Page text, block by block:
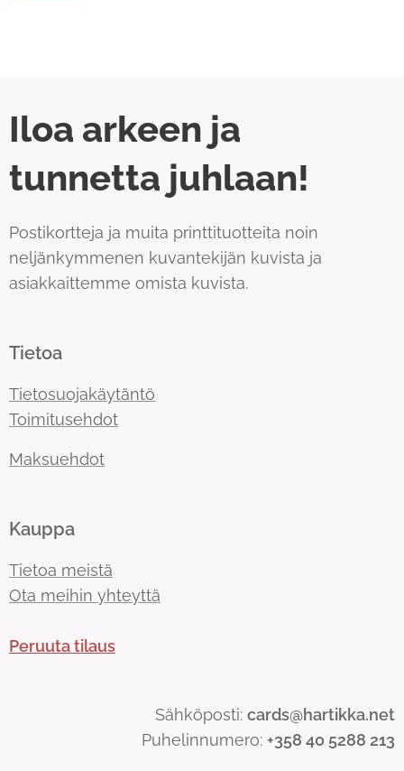
Iloa arkeen ja
tunnetta juhlaan!
Postikortteja ja muita printtituotteita noin
neljänkymmenen kuvantekijän kuvista ja
asiakkaittemme omista kuvista.
Tietoa
Tietosuojakäytäntö
Toimitusehdot
Maksuehdot
Kauppa
Tietoa meistä
Ota meihin yhteyttä
Peruuta tilaus
Sähköposti: cards@hartikka.net
Puhelinnumero: +358 40 5288 213